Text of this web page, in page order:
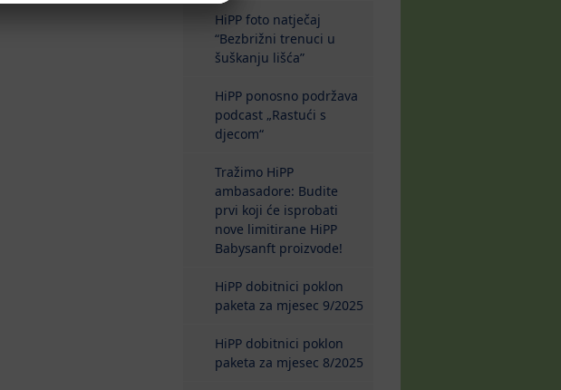
HiPP foto natječaj
“Bezbrižni trenuci u
šuškanju lišća”
HiPP ponosno podržava
podcast „Rastući s
djecom“
Tražimo HiPP
ambasadore: Budite
prvi koji će isprobati
nove limitirane HiPP
Babysanft proizvode!
HiPP dobitnici poklon
paketa za mjesec 9/2025
HiPP dobitnici poklon
paketa za mjesec 8/2025